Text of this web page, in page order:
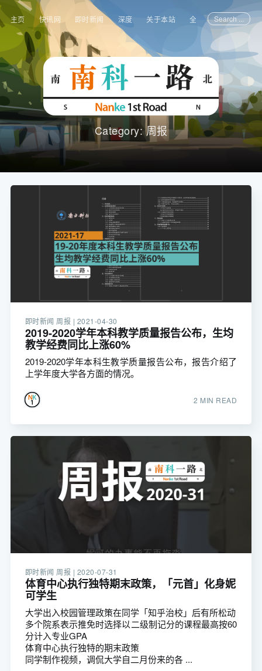
主页 快讯网 即时新闻 深度 关于本站 全部文章Search ...
Category: 周报
即时新闻 周报 | 2021-04-30
2019-2020学年本科教学质量报告公布，生均
教学经费同比上涨60%
2019-2020学年本科生教学质量报告公布，报告介绍了
上学年度大学各方面的情况。
2 MIN READ
即时新闻 周报 | 2020-07-31
体育中心执行独特期末政策，「元首」化身妮
可学生
大学出入校园管理政策在同学「知乎治校」后有所松动
多个院系表示推免时选择以二级制记分的课程最高按60
分计入专业GPA
体育中心执行独特的期末政策
同学制作视频，调侃大学自二月份来的各 ...